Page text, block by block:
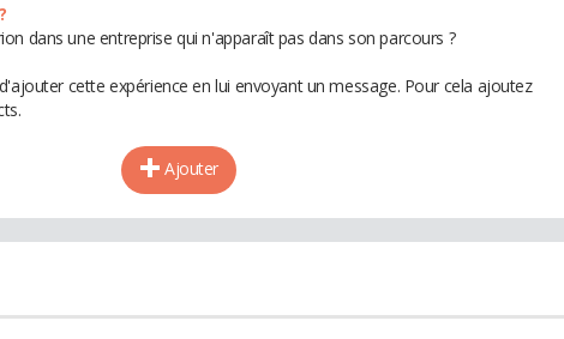
dans une entreprise qui n'apparaît pas dans son parcours ?
cette expérience en lui envoyant un message. Pour cela ajoutez
Ajouter